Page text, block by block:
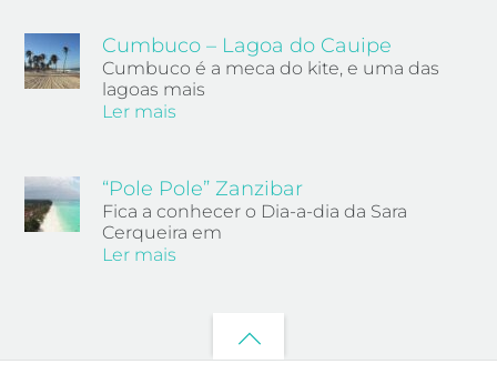
Cumbuco – Lagoa do Cauipe
Cumbuco é a meca do kite, e uma das
lagoas mais
Ler mais
“Pole Pole” Zanzibar
Fica a conhecer o Dia-a-dia da Sara
Cerqueira em
Ler mais
Back